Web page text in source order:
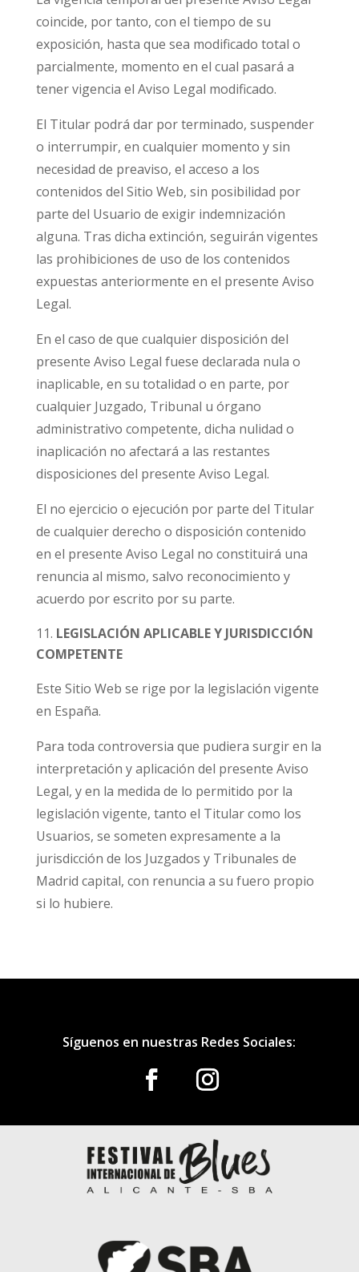
coincide, por tanto, con el tiempo de su
exposición, hasta que sea modificado total o
parcialmente, momento en el cual pasará a
tener vigencia el Aviso Legal modificado.
El Titular podrá dar por terminado, suspender
o interrumpir, en cualquier momento y sin
necesidad de preaviso, el acceso a los
contenidos del Sitio Web, sin posibilidad por
parte del Usuario de exigir indemnización
alguna. Tras dicha extinción, seguirán vigentes
las prohibiciones de uso de los contenidos
expuestas anteriormente en el presente Aviso
Legal.
En el caso de que cualquier disposición del
presente Aviso Legal fuese declarada nula o
inaplicable, en su totalidad o en parte, por
cualquier Juzgado, Tribunal u órgano
administrativo competente, dicha nulidad o
inaplicación no afectará a las restantes
disposiciones del presente Aviso Legal.
El no ejercicio o ejecución por parte del Titular
de cualquier derecho o disposición contenido
en el presente Aviso Legal no constituirá una
renuncia al mismo, salvo reconocimiento y
acuerdo por escrito por su parte.
LEGISLACIÓN APLICABLE Y JURISDICCIÓN
COMPETENTE
Este Sitio Web se rige por la legislación vigente
en España.
Para toda controversia que pudiera surgir en la
interpretación y aplicación del presente Aviso
Legal, y en la medida de lo permitido por la
legislación vigente, tanto el Titular como los
Usuarios, se someten expresamente a la
jurisdicción de los Juzgados y Tribunales de
Madrid capital, con renuncia a su fuero propio
si lo hubiere.
Síguenos en nuestras Redes Sociales: